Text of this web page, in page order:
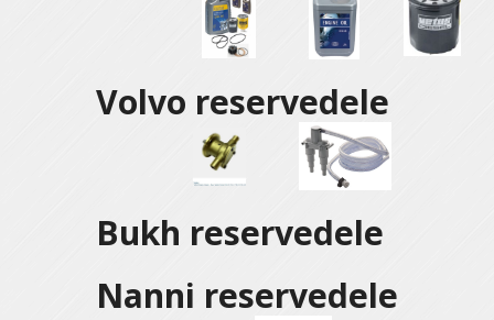
Volvo reservedele
Bukh reservedele
Nanni reservedele